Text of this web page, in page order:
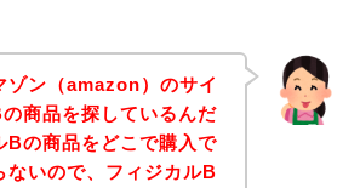
ゾン（amazon）のサイ
商品を探しているんだ
Bの商品をどこで購入で
ないので、フィジカルB